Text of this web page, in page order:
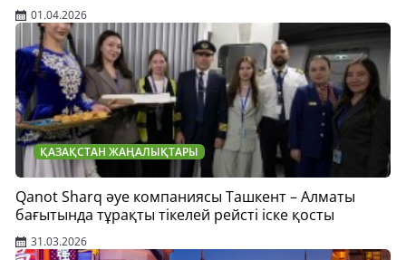
01.04.2026
ҚАЗАҚСТАН ЖАҢАЛЫҚТАРЫ
Qanot Sharq әуе компаниясы Ташкент – Алматы
бағытында тұрақты тікелей рейсті іске қосты
31.03.2026